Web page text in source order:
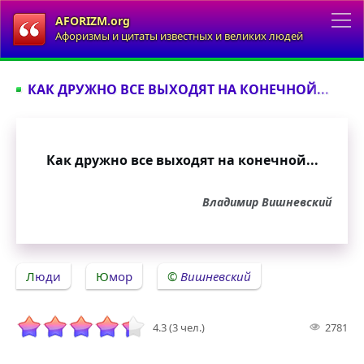
AFORIZM.org
Афоризмы и цитаты известных и великих людей
КАК ДРУЖНО ВСЕ ВЫХОДЯТ НА КОНЕЧНОЙ...
Как дружно все выходят на конечной...
Владимир Вишневский
Люди Юмор Вишневский
4.3 (3 чел.) 2781